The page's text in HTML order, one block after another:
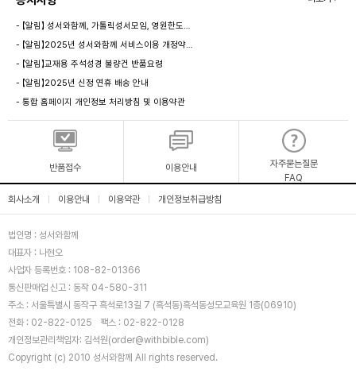
- 【알림】 성서와함께, 가톨릭성서모임, 영원한도…
- 【알림】2025년 성서와함께 서비스이용 개정약…
- 【알림】교재용 주석성경 불량건 반품요령
- 【알림】2025년 신정 연휴 배송 안내
- 통합 홈페이지 개인정보 처리방침 및 이용약관
반품접수 이용안내
자주묻는질문
FAQ
회사소개
이용안내 이용약관 개인정보취급방침
법인명 : 성서와함께
대표자 : 나현오
사업자 등록번호 : 108-82-01366
통신판매업 신고 : 동작 04-580-311
주소 : 서울특별시 동작구 흑석로13길 7 (흑석동)흑석동성모교육원 1층(06910)
전화 : 02-822-0125
팩스 : 02-822-0128
개인정보관리책임자: 김석원(order@withbible.com)
Copyright (c) 2010 성서와함께 All rights reserved.